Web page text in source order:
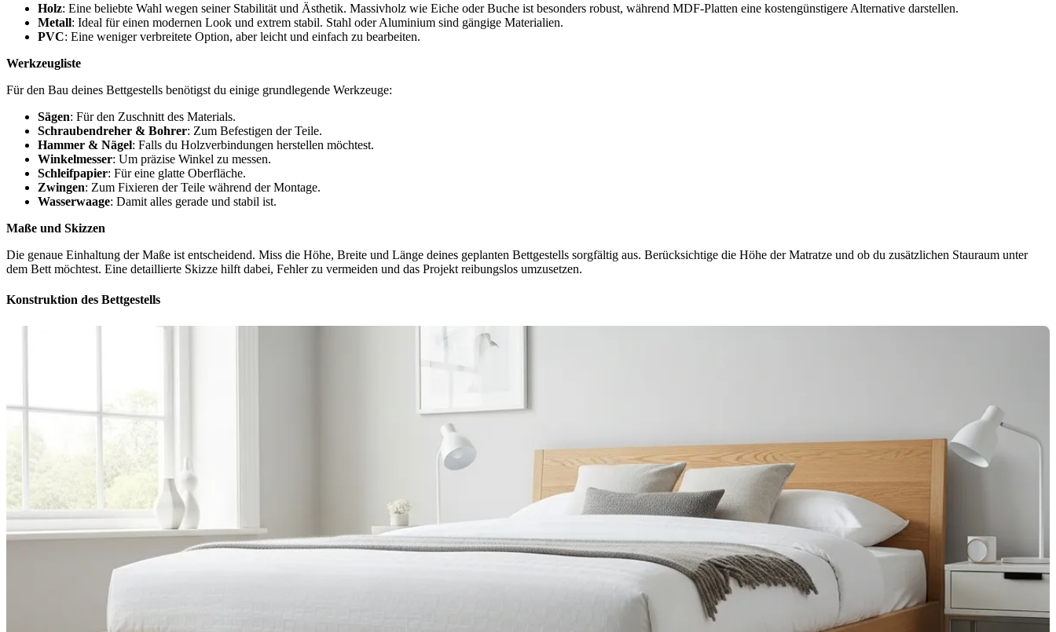
Holz: Eine beliebte Wahl wegen seiner Stabilität und Ästhetik. Massivholz wie Eiche oder Buche ist besonders robust, während MDF-Platten eine kostengünstigere Alternative darstellen.
Metall: Ideal für einen modernen Look und extrem stabil. Stahl oder Aluminium sind gängige Materialien.
PVC: Eine weniger verbreitete Option, aber leicht und einfach zu bearbeiten.
Werkzeugliste
Für den Bau deines Bettgestells benötigst du einige grundlegende Werkzeuge:
Sägen: Für den Zuschnitt des Materials.
Schraubendreher & Bohrer: Zum Befestigen der Teile.
Hammer & Nägel: Falls du Holzverbindungen herstellen möchtest.
Winkelmesser: Um präzise Winkel zu messen.
Schleifpapier: Für eine glatte Oberfläche.
Zwingen: Zum Fixieren der Teile während der Montage.
Wasserwaage: Damit alles gerade und stabil ist.
Maße und Skizzen
Die genaue Einhaltung der Maße ist entscheidend. Miss die Höhe, Breite und Länge deines geplanten Bettgestells sorgfältig aus. Berücksichtige die Höhe der Matratze und ob du zusätzlichen Stauraum unter
dem Bett möchtest. Eine detaillierte Skizze hilft dabei, Fehler zu vermeiden und das Projekt reibungslos umzusetzen.
Konstruktion des Bettgestells